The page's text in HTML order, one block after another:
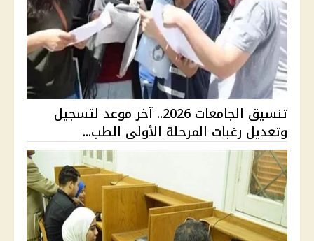
تنسيق الجامعات 2026.. آخر موعد لتسجيل
وتعديل رغبات المرحلة الأولى الطب...